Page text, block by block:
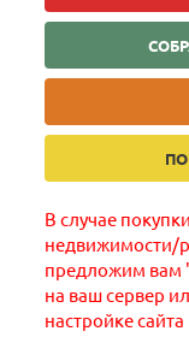
В случае
недвижимости/
предложим вам
на ваш сервер
настройке